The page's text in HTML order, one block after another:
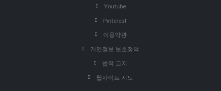
Youtube
Pinterest
이용약관
개인정보 보호정책
법적 고지
웹사이트 지도